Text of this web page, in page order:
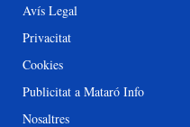
Avís Legal
Privacitat
Cookies
Publicitat a Mataró Info
Nosaltres